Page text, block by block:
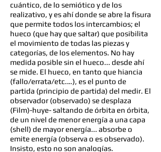
cuántico, de lo semiótico y de los
realizativo, y es ahí donde se abre la fisura
que permite todos los intercambios; el
hueco (que hay que saltar) que posibilita
el movimiento de todas las piezas y
categorías, de los elementos. No hay
medida posible sin el hueco... desde ahí
se mide. El hueco, en tanto que hiancia
(fallo/errata/etc.…), es el punto de
partida (principio de partida) del medir. El
observador (observado) se desplaza
(Film)-huye- saltando de órbita en órbita,
de un nivel de menor energía a una capa
(shell) de mayor energía... absorbe o
emite energía (observa o es observado).
Insisto, esto no son analogías.